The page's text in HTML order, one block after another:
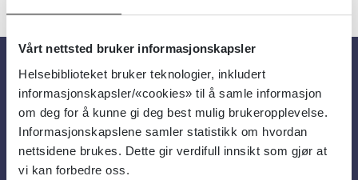
Vårt nettsted bruker informasjonskapsler
Helsebiblioteket bruker teknologier, inkludert
informasjonskapsler/«cookies» til å samle informasjon
om deg for å kunne gi deg best mulig brukeropplevelse.
Informasjonskapslene samler statistikk om hvordan
nettsidene brukes. Dette gir verdifull innsikt som gjør at
vi kan forbedre oss.
Om oss
Om Helsebiblioteket
Personvern og informasjonskapsler